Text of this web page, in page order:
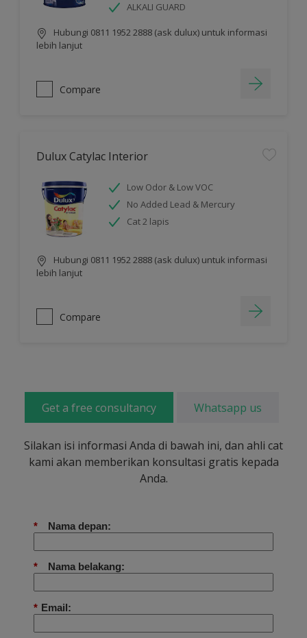
ALKALI GUARD
Hubungi 0811 1952 2888 (ask dulux) untuk informasi
lebih lanjut
Compare
Dulux Catylac Interior
Low Odor & Low VOC
No Added Lead & Mercury
Cat 2 lapis
Hubungi 0811 1952 2888 (ask dulux) untuk informasi
lebih lanjut
Compare
Get a free consultancy Whatsapp us
Silakan isi informasi Anda di bawah ini, dan ahli cat
kami akan memberikan konsultasi gratis kepada
Anda.